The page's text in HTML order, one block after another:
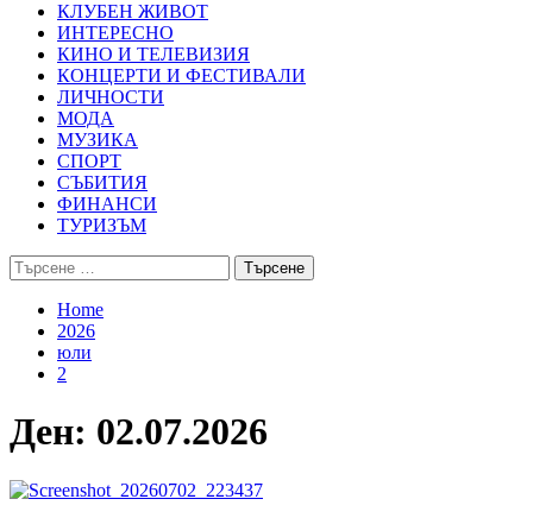
КЛУБЕН ЖИВОТ
ИНТЕРЕСНО
КИНО И ТЕЛЕВИЗИЯ
КОНЦЕРТИ И ФЕСТИВАЛИ
ЛИЧНОСТИ
МОДА
МУЗИКА
СПОРТ
СЪБИТИЯ
ФИНАНСИ
ТУРИЗЪМ
Търсене
за:
Home
2026
юли
2
Ден: 02.07.2026